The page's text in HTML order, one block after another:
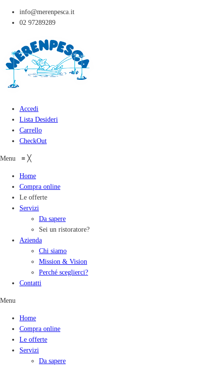
info@merenpesca.it
02 97289289
Accedi
Lista Desideri
Carrello
CheckOut
Menu ≡ ╳
Home
Compra online
Le offerte
Servizi
Da sapere
Sei un ristoratore?
Azienda
Chi siamo
Mission & Vision
Perché sceglierci?
Contatti
Menu
Home
Compra online
Le offerte
Servizi
Da sapere